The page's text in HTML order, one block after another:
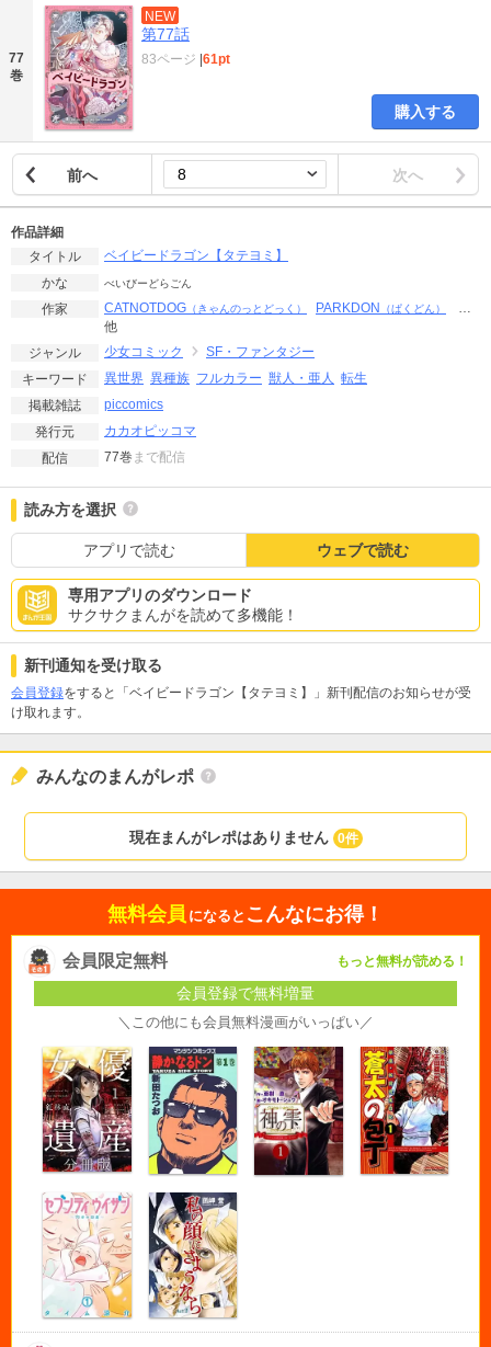
77
巻
NEW
第77話
83ページ |61pt
購入する
前へ 次へ
作品詳細
タイトル
ベイビードラゴン【タテヨミ】
かな
べいびーどらごん
作家 CATNOTDOG （きゃんのっとどっく） PARKDON （ぱくどん）
…
他
ジャンル
少女コミック
SF・ファンタジー
キーワード
異世界 異種族 フルカラー 獣人・亜人 転生
掲載雑誌
piccomics
発行元
カカオピッコマ
配信
77巻 まで配信
読み方を選択
アプリで読む ウェブで読む
専用アプリのダウンロード
サクサクまんがを読めて多機能！
新刊通知を受け取る
会員登録をすると「ベイビードラゴン【タテヨミ】」新刊配信のお知らせが受
け取れます。
みんなのまんがレポ
現在まんがレポはありません 0件
無料会員 になると こんなにお得！
会員限定無料 もっと無料が読める！
会員登録で無料増量
＼この他にも会員無料漫画がいっぱい／